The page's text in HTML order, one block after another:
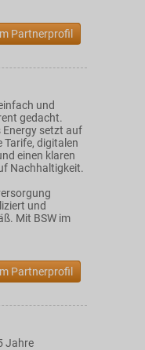
Partnerprofil
und
gedacht.
Energy setzt auf
Tarife, digitalen
einen klaren
Nachhaltigkeit.
und
Mit BSW im
Partnerprofil
Jahre